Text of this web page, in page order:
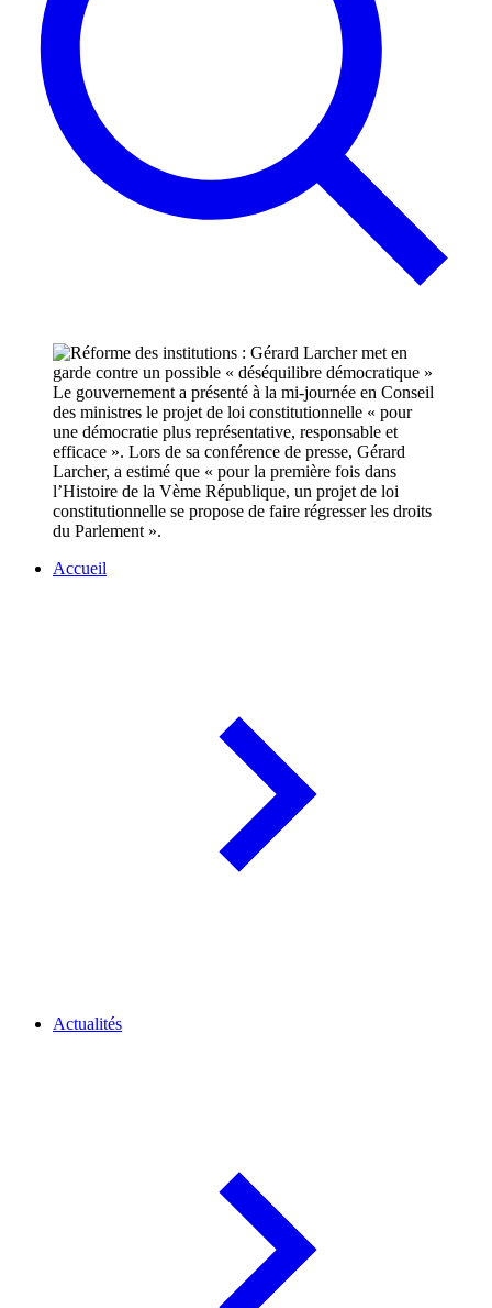
Le gouvernement a présenté à la mi-journée en Conseil
des ministres le projet de loi constitutionnelle « pour
une démocratie plus représentative, responsable et
efficace ». Lors de sa conférence de presse, Gérard
Larcher, a estimé que « pour la première fois dans
l’Histoire de la Vème République, un projet de loi
constitutionnelle se propose de faire régresser les droits
du Parlement ».
Accueil
Actualités